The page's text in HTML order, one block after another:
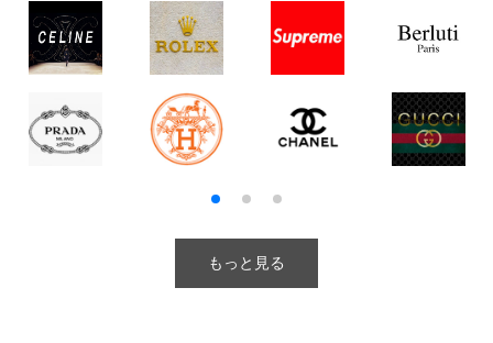
もっと見る